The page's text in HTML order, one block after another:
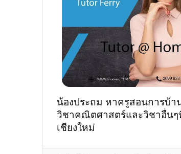
น้องประถม หาครูสอนการบ้า
วิชาคณิตศาสตร์และวิชาอื่นๆ
เชียงใหม่